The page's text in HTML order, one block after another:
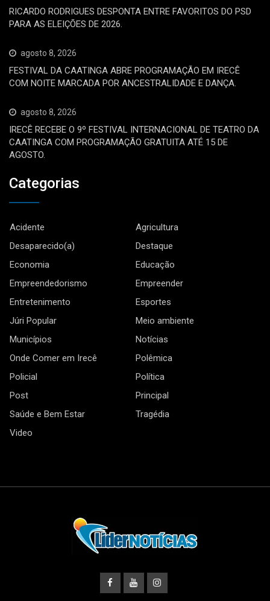
RICARDO RODRIGUES DESPONTA ENTRE FAVORITOS DO PSD
PARA AS ELEIÇÕES DE 2026.
agosto 8, 2026
FESTIVAL DA CAATINGA ABRE PROGRAMAÇÃO EM IRECÊ
COM NOITE MARCADA POR ANCESTRALIDADE E DANÇA.
agosto 8, 2026
IRECÊ RECEBE O 9º FESTIVAL INTERNACIONAL DE TEATRO DA
CAATINGA COM PROGRAMAÇÃO GRATUITA ATÉ 15 DE
AGOSTO.
Categorias
Acidente
Agricultura
Desaparecido(a)
Destaque
Economia
Educação
Empreendedorismo
Empreender
Entretenimento
Esportes
Júri Popular
Meio ambiente
Municípios
Notícias
Onde Comer em Irecê
Polêmica
Policial
Política
Post
Principal
Saúde e Bem Estar
Tragédia
Video